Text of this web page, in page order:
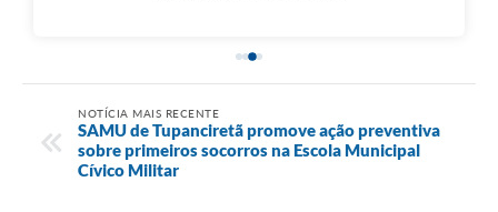
NOTÍCIA MAIS RECENTE
SAMU de Tupanciretã promove ação preventiva
sobre primeiros socorros na Escola Municipal
Cívico Militar